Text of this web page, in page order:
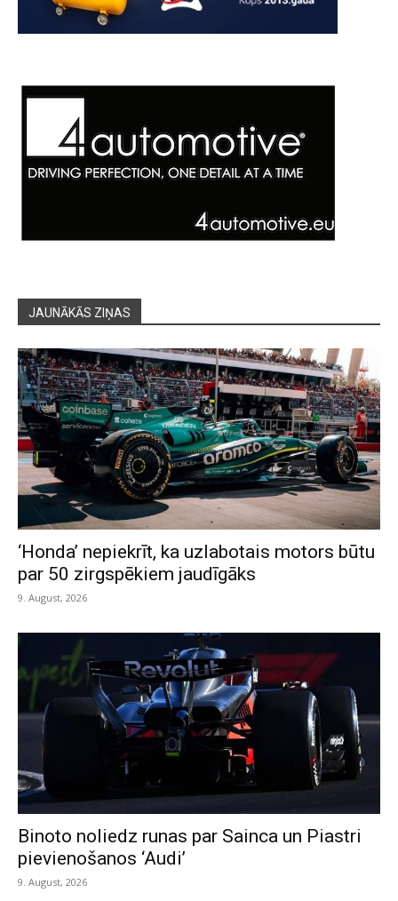
JAUNĀKĀS ZIŅAS
‘Honda’ nepiekrīt, ka uzlabotais motors būtu
par 50 zirgspēkiem jaudīgāks
9. August, 2026
Binoto noliedz runas par Sainca un Piastri
pievienošanos ‘Audi’
9. August, 2026